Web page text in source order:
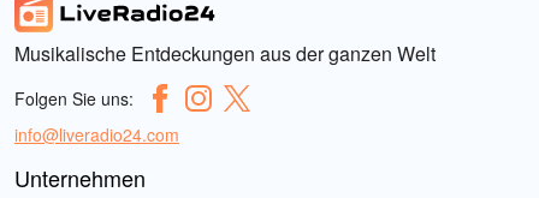
Musikalische Entdeckungen aus der ganzen Welt
Folgen Sie uns:
info@liveradio24.com
Unternehmen